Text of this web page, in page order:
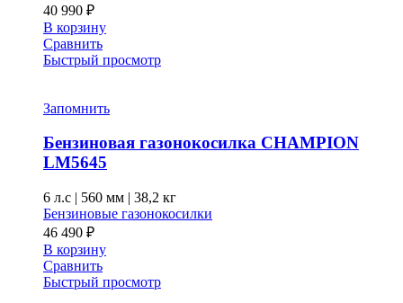
40 990 ₽
В корзину
Сравнить
Быстрый просмотр
Запомнить
Бензиновая газонокосилка CHAMPION
LM5645
6 л.с | 560 мм | 38,2 кг
Бензиновые газонокосилки
46 490 ₽
В корзину
Сравнить
Быстрый просмотр